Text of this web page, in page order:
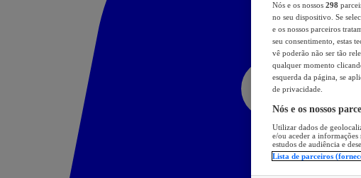
Nós e os nossos 298
no seu dispositivo. Se
e os nossos parceiros
seu consentimento, estas
vê poderão não ser tão
qualquer momento
esquerda da página, se
de privacidade.
Nós e os nossos
Utilizar dados de
e/ou aceder a
estudos de audiência e
Lista de parceiros